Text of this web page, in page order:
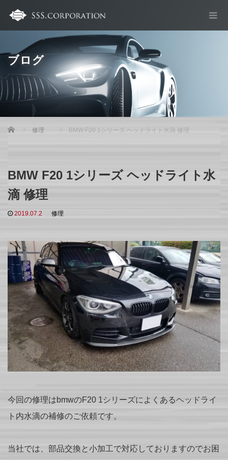
ブログ
Home 修理 BMW F20 1シリーズ ヘッドライト水滴 修理
BMW F20 1シリーズ ヘッドライト水
滴 修理
2019.07.2 修理
今回の修理はbmwのF20 1シリーズによくあるヘッドライ
ト内水滴の補修のご依頼です。
当社では、部品交換と小加工で対応しておりますのでお困